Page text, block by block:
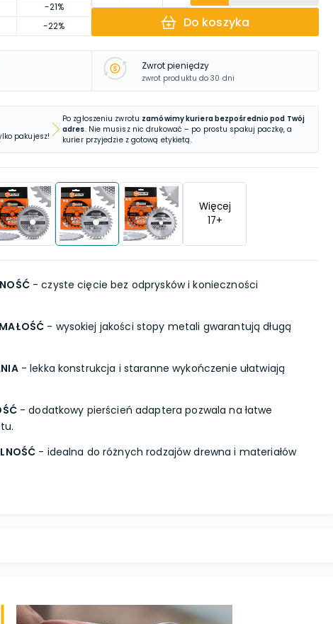
-21%
-22% Do koszyka
Zwrot pieniędzy
zwrot produktu do 30 dni
pakujesz!
Po zgłoszeniu zwrotu zamówimy kuriera bezpośrednio pod Twój
adres. Nie musisz nic drukować – po prostu spakuj paczkę, a
kurier przyjedzie z gotową etykietą.
Więcej
17+
- czyste cięcie bez odprysków i konieczności
- wysokiej jakości stopy metali gwarantują długą
- lekka konstrukcja i staranne wykończenie ułatwiają
- dodatkowy pierścień adaptera pozwala na łatwe
- idealna do różnych rodzajów drewna i materiałów